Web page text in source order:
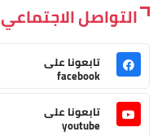
التواصل الاجتماعي
تابعونا على
facebook
تابعونا على
youtube